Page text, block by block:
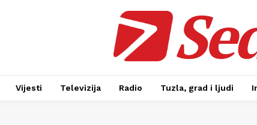
Vijesti Televizija Radio Tuzla, grad i ljudi